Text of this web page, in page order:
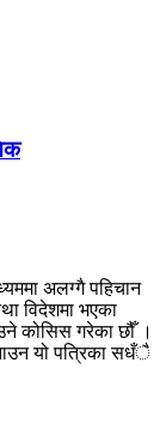
अलग्गै पहिचान
विदेशमा भएका
कोसिस गरेका छौँ ।
यो पत्रिका सधँै